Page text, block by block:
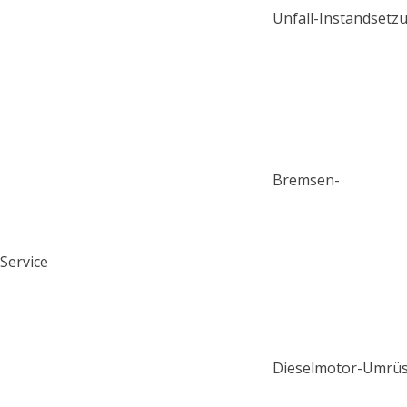
Unfall-
Bremsen-
Service
Dieselmotor-